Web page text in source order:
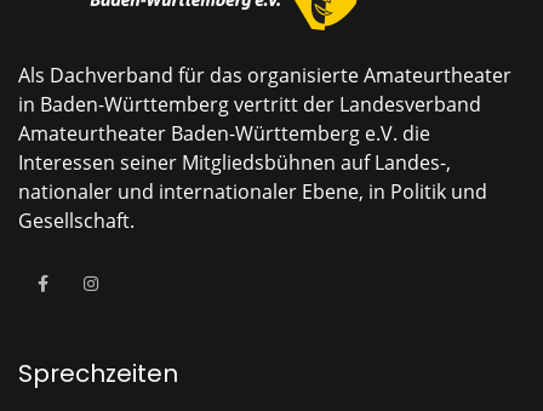
Als Dachverband für das organisierte Amateurtheater
in Baden-Württemberg vertritt der Landesverband
Amateurtheater Baden-Württemberg e.V. die
Interessen seiner Mitgliedsbühnen auf Landes-,
nationaler und internationaler Ebene, in Politik und
Gesellschaft.
Sprechzeiten